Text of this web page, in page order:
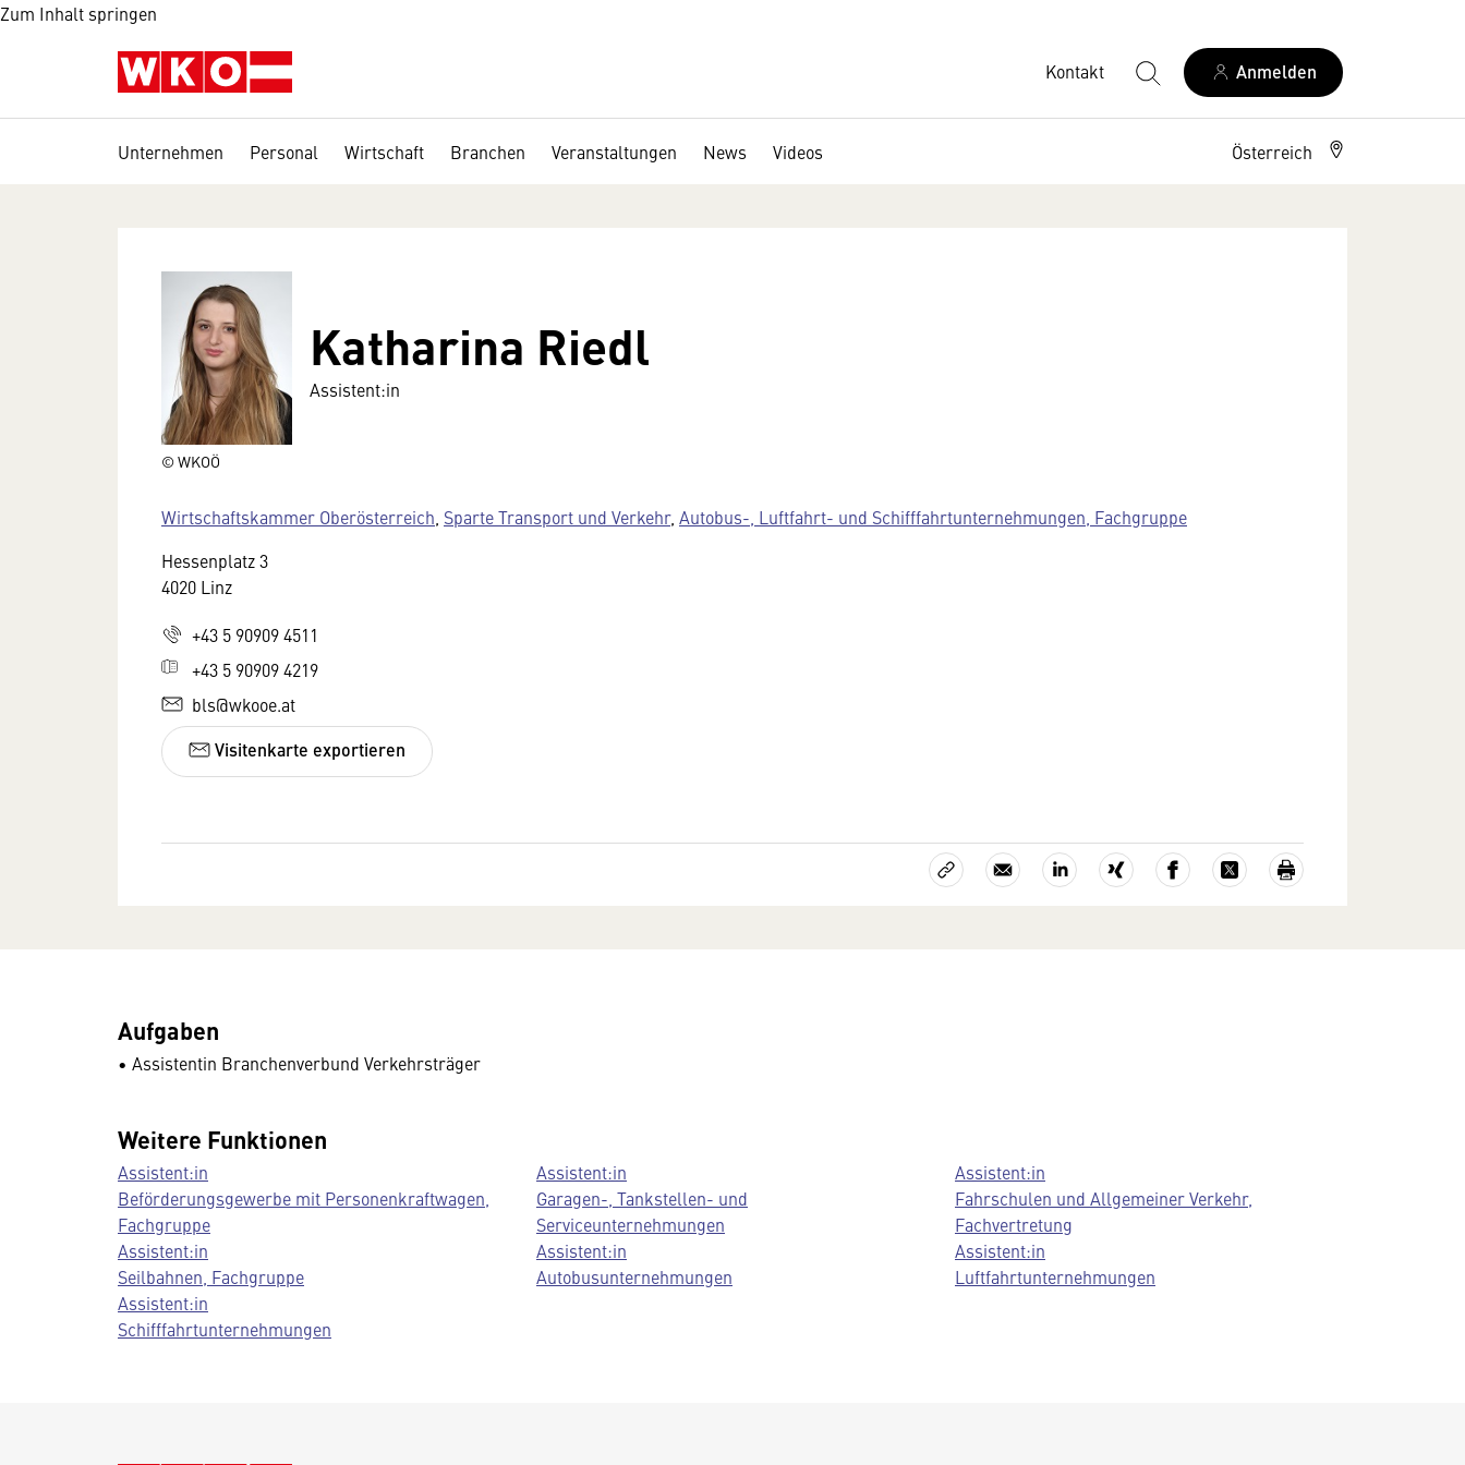
Zum Inhalt springen
Kontakt Anmelden
Unternehmen Personal Wirtschaft Branchen Veranstaltungen News Videos Österreich
© WKOÖ
Katharina Riedl
Assistent:in
Wirtschaftskammer Oberösterreich Sparte Transport und Verkehr, Autobus-, Luftfahrt- und Schifffahrtunternehmungen, Fachgruppe
Hessenplatz 3
4020 Linz
+43 5 90909 4511
+43 5 90909 4219
bls@wkooe.at
Visitenkarte exportieren
Aufgaben
• Assistentin Branchenverbund Verkehrsträger
Weitere Funktionen
Assistent:in
Beförderungsgewerbe mit Personenkraftwagen,
Fachgruppe
Assistent:in
Garagen-, Tankstellen- und
Serviceunternehmungen
Assistent:in
Fahrschulen und Allgemeiner Verkehr,
Fachvertretung
Assistent:in
Seilbahnen, Fachgruppe
Assistent:in
Autobusunternehmungen
Assistent:in
Luftfahrtunternehmungen
Assistent:in
Schifffahrtunternehmungen